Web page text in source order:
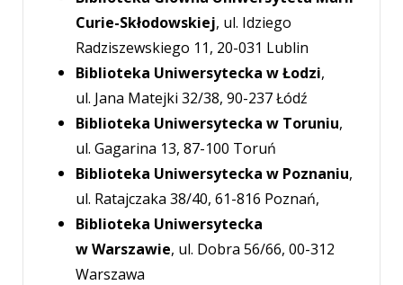
Batmanghelidj.
Kalendarium lipiec – grudzień 2023.
Rekomendacje 2023.
Numery w wersji drukowanej dostępne
są w największych polskich bibliotekach
oraz w czytelni Szkoły Zen Reiki w Polsce,
w Katowicach.
KyYUW1FkMxA?e=53ilvT
Numery w wersji drukowanej dostępne
są w największych polskich bibliotekach
oraz w czytelni Szkoły Zen Reiki w Polsce,
w Katowicach.
Numery w wersji drukowanej dostępne
są w największych polskich bibliotekach
oraz w czytelni Szkoły Zen Reiki w Polsce,
w Katowicach.
Curie-Skłodowskiej, ul. Idziego
Radziszewskiego 11, 20-031 Lublin
Biblioteka Uniwersytecka w Łodzi,
ul. Jana Matejki 32/38, 90-237 Łódź
Biblioteka Uniwersytecka w Toruniu,
ul. Gagarina 13, 87-100 Toruń
Biblioteka Uniwersytecka w Poznaniu,
ul. Ratajczaka 38/40, 61-816 Poznań,
Biblioteka Uniwersytecka
w Warszawie, ul. Dobra 56/66, 00-312
Warszawa